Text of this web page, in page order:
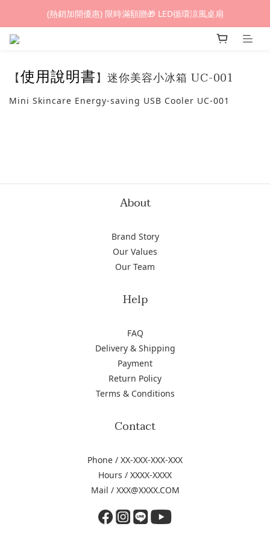
(熱銷加開優惠) 限時滿額贈🎁 LED循環涼風桌扇
(熱銷加開優惠) 限時滿額贈🎁 LED循環涼風桌扇
城鎮韌性(防空)演習期間，網頁載入速度可能延遲。
(熱銷加開優惠) 限時滿額贈🎁 LED循環涼風桌扇
【使用說明書】迷你美容小冰箱 UC-001
Mini Skincare Energy-saving USB Cooler UC-001
About
Brand Story
Our Values
Our Team
Help
FAQ
Delivery & Shipping
Payment
Return Policy
Terms & Conditions
Contact
Phone / XX-XXX-XXX-XXX
Hours / XXXX-XXXX
Mail / XXX@XXXX.COM